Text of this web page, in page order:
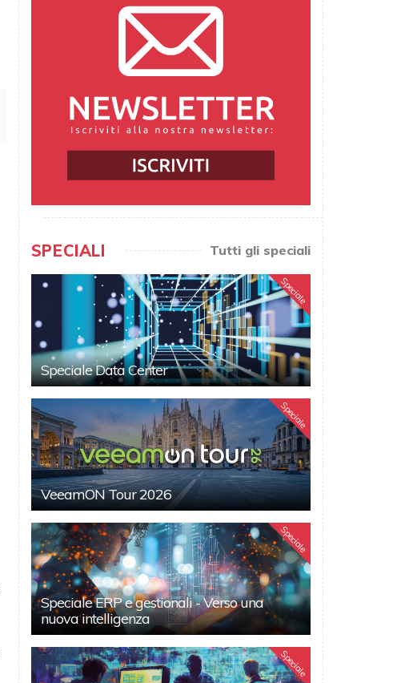
SPECIALI Tutti gli speciali
Speciale
Speciale Data Center
Speciale
VeeamON Tour 2026
Speciale
Speciale ERP e gestionali - Verso una
nuova intelligenza
Speciale